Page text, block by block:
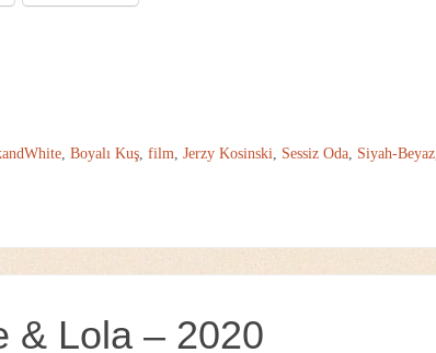
Boyalı Kuş film Jerzy Kosinski Sessiz Oda Siyah-Beyaz
& Lola – 2020